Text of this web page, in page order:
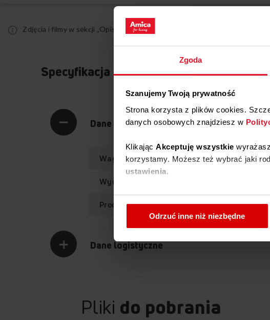
Zgoda
Szanujemy Twoją prywatność
Strona korzysta z plików cookies.
danych osobowych znajdziesz w
Klikając Akceptuję wszystkie
korzystamy. Możesz też wybrać jaki
ustawienia.
W każdej chwili możesz zmienić
Odrzuć inne niż niezbędne
Zdjęcia i filmy w sekcji „Opis produktu” mają charakter poglądowy i mogą
Specyfikacja
Dane techniczne
Waga netto
Wymiary (SxWxG)
Producent
Dane logistyczne
Pliki do pobrania